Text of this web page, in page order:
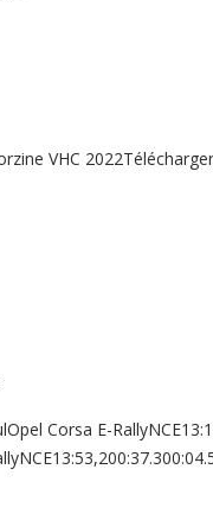
VHC
Corsa E-